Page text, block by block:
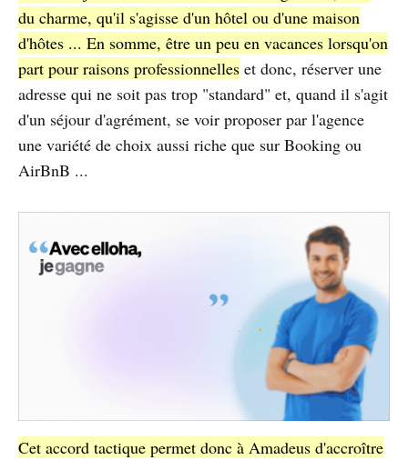
du charme, qu'il s'agisse d'un hôtel ou d'une maison
d'hôtes ... En somme, être un peu en vacances lorsqu'on
part pour raisons professionnelles et donc, réserver une
adresse qui ne soit pas trop "standard" et, quand il s'agit
d'un séjour d'agrément, se voir proposer par l'agence
une variété de choix aussi riche que sur Booking ou
AirBnB ...
Cet accord tactique permet donc à Amadeus d'accroître